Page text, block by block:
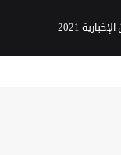
2021